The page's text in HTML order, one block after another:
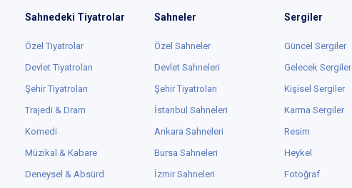
Sahnedeki Tiyatrolar
Özel Tiyatrolar
Devlet Tiyatroları
Şehir Tiyatroları
Trajedi & Dram
Komedi
Müzikal & Kabare
Deneysel & Absürd
Sahneler
Özel Sahneler
Devlet Sahneleri
Şehir Tiyatroları
İstanbul Sahneleri
Ankara Sahneleri
Bursa Sahneleri
İzmir Sahneleri
Sergiler
Güncel Sergiler
Gelecek Sergiler
Kişisel Sergiler
Karma Sergiler
Resim
Heykel
Fotoğraf